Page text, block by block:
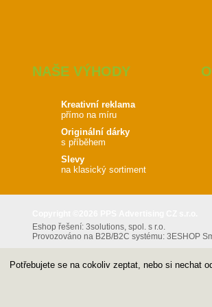
NAŠE VÝHODY
Kreativní reklama
přímo na míru
Originální dárky
s příběhem
Slevy
na klasický sortiment
Eshop řešení: 3solutions, spol. s r.o.
Provozováno na B2B/B2C systému: 3ESHOP
Potřebujete se na cokoliv zeptat, nebo si nechat